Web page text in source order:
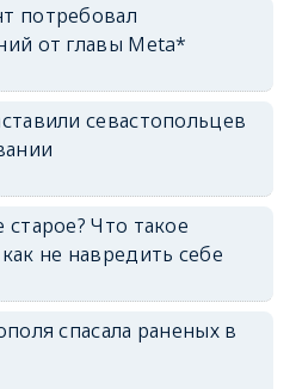
потребовал
от главы Meta*
севастопольцев
Что такое
не навредить себе
спасала раненых в